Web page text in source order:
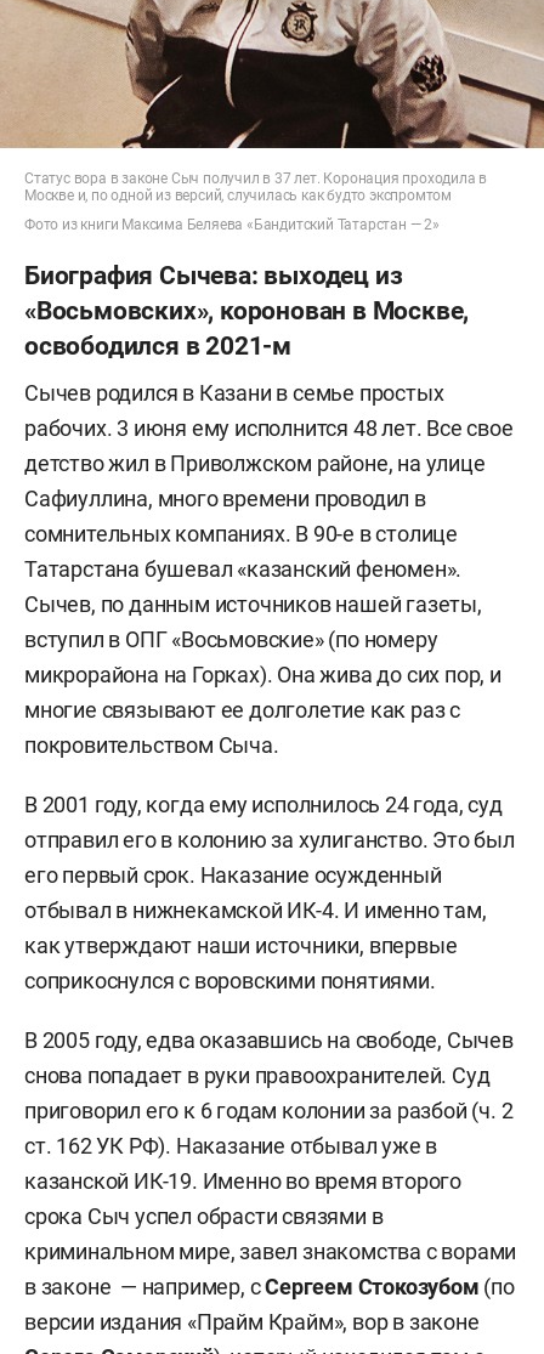
Статус вора в законе Сыч получил в 37 лет. Коронация проходила в
Москве и, по одной из версий, случилась как будто экспромтом
Фото из книги Максима Беляева «Бандитский Татарстан — 2»
Биография Сычева: выходец из
«Восьмовских», коронован в Москве,
освободился в 2021-м
Сычев родился в Казани в семье простых
рабочих. 3 июня ему исполнится 48 лет. Все свое
детство жил в Приволжском районе, на улице
Сафиуллина, много времени проводил в
сомнительных компаниях. В 90-е в столице
Татарстана бушевал «казанский феномен».
Сычев, по данным источников нашей газеты,
вступил в ОПГ «Восьмовские» (по номеру
микрорайона на Горках). Она жива до сих пор, и
многие связывают ее долголетие как раз с
покровительством Сыча.
В 2001 году, когда ему исполнилось 24 года, суд
отправил его в колонию за хулиганство. Это был
его первый срок. Наказание осужденный
отбывал в нижнекамской ИК-4. И именно там,
как утверждают наши источники, впервые
соприкоснулся с воровскими понятиями.
В 2005 году, едва оказавшись на свободе, Сычев
снова попадает в руки правоохранителей. Суд
приговорил его к 6 годам колонии за разбой (ч. 2
ст. 162 УК РФ). Наказание отбывал уже в
казанской ИК-19. Именно во время второго
срока Сыч успел обрасти связями в
криминальном мире, завел знакомства с ворами
в законе — например, сСергеем Стокозубом (по
версии издания «Прайм Крайм», вор в законе